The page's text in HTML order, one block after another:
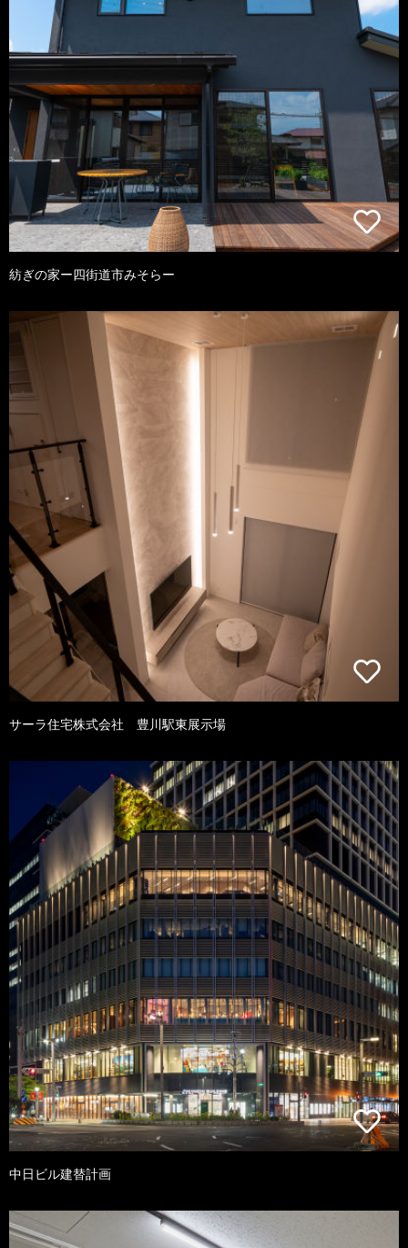
紡ぎの家ー四街道市みそらー
サーラ住宅株式会社 豊川駅東展示場
中日ビル建替計画